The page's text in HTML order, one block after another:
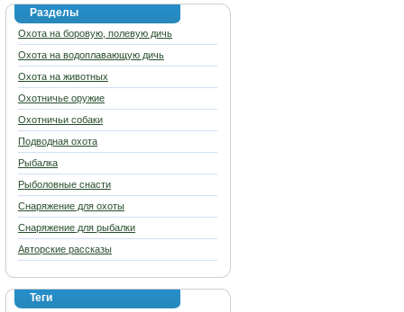
Разделы
Охота на боровую, полевую дичь
Охота на водоплавающую дичь
Охота на животных
Охотничье оружие
Охотничьи собаки
Подводная охота
Рыбалка
Рыболовные снасти
Снаряжение для охоты
Снаряжение для рыбалки
Авторские рассказы
Теги